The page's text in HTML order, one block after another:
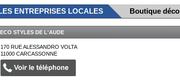
ENTREPRISES LOCALES Boutique
STYLES DE L'AUDE
170 RUE ALESSANDRO VOLTA
11000CARCASSONNE